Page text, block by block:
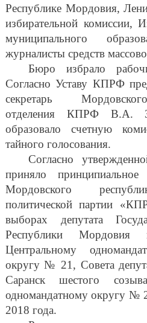
Республике Мордовия,
избирательной комиссии,
муниципального
журналисты средств
Бюро избрало
Согласно Уставу КПРФ
секретарь
отделения КПРФ В.А.
образовало счетную
тайного голосования.
Согласно
приняло
Мордовского
политической партии
выборах депутата
Республики
Центральному
округу № 21, Совета
Саранск шестого
одномандатному округу №
2018 года.